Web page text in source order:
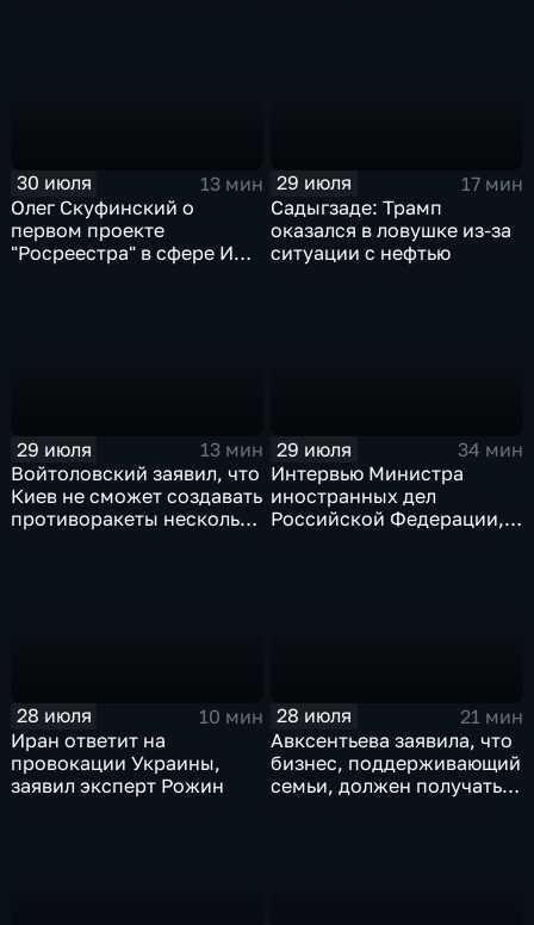
30 июля
13 мин
Олег Скуфинский о
первом проекте
"Росреестра" в сфере ИИ
29 июля
17 мин
Садыгзаде: Трамп
оказался в ловушке из-за
ситуации с нефтью
29 июля
13 мин
Войтоловский заявил, что
Киев не сможет создавать
противоракеты несколько
29 июля
34 мин
Интервью Министра
иностранных дел
Российской Федерации,
28 июля
10 мин
Иран ответит на
провокации Украины,
заявил эксперт Рожин
28 июля
21 мин
Авксентьева заявила, что
бизнес, поддерживающий
семьи, должен получать